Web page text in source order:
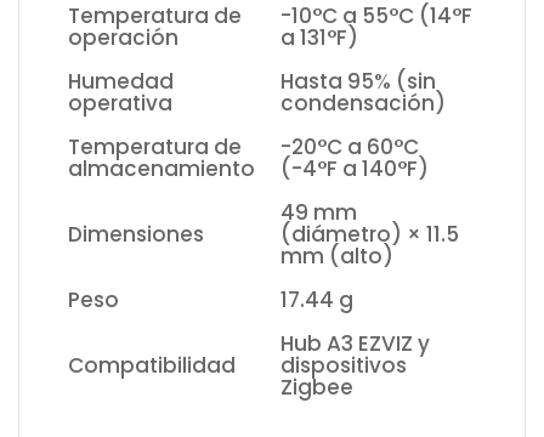
Temperatura de
operación
-10°C a 55°C (14°F
a 131°F)
Humedad
operativa
Hasta 95% (sin
condensación)
Temperatura de
almacenamiento
-20°C a 60°C
(-4°F a 140°F)
Dimensiones
49 mm
(diámetro) × 11.5
mm (alto)
Peso
17.44 g
Compatibilidad
Hub A3 EZVIZ y
dispositivos
Zigbee